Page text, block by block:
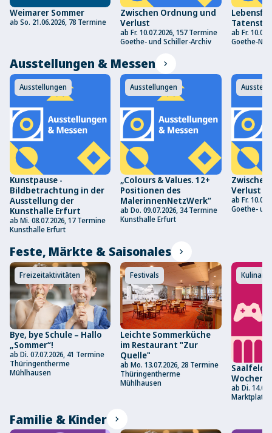
Weimarer Sommer
ab So. 21.06.2026, 78 Termine
Zwischen Ordnung und
Verlust
ab Fr. 10.07.2026, 157 Termine
Goethe- und Schiller-Archiv
ab Fr.
Goethe-
Ausstellungen & Messen chevron_right
Ausstellungen
Kunstpause -
Bildbetrachtung in der
Ausstellung der
Kunsthalle Erfurt
ab Mi. 08.07.2026, 17 Termine
Kunsthalle Erfurt
Ausstellungen
„Colours & Values. 12+
Positionen des
MalerinnenNetzWerk“
ab Do. 09.07.2026, 34 Termine
Kunsthalle Erfurt
Verlust
ab Fr.
Goethe-
Feste, Märkte & Saisonales chevron_right
Freizeitaktivitäten
Bye, bye Schule – Hallo
„Sommer“!
ab Di. 07.07.2026, 41 Termine
Thüringentherme
Mühlhausen
Festivals
Leichte Sommerküche
im Restaurant "Zur
Quelle"
ab Mo. 13.07.2026, 28 Termine
Thüringentherme
Mühlhausen
Kulinarik
ab Di.
Marktplatz
Familie & Kinder chevron_right